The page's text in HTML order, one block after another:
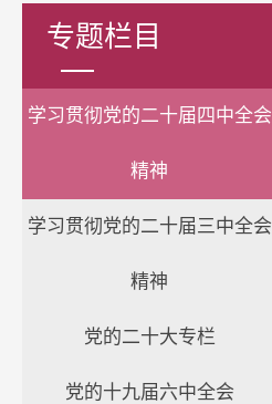
专题栏目
学习贯彻党的二十届四中全会
精神
学习贯彻党的二十届三中全会
精神
党的二十大专栏
党的十九届六中全会